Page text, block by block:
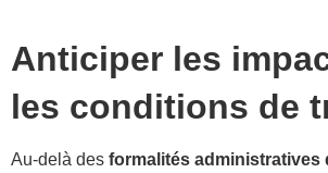
Anticiper les
les conditions de
Au-delà des formalités administratives